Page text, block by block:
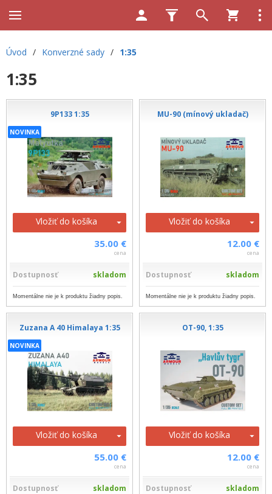
Úvod / Konverzné sady / 1:35
1:35
9P133 1:35
NOVINKA
Vložiť do košíka
35.00 €
cena
Dostupnosť skladom
Momentálne nie je k produktu žiadny popis.
MU-90 (mínový ukladač)
Vložiť do košíka
12.00 €
cena
Dostupnosť skladom
Momentálne nie je k produktu žiadny popis.
Zuzana A 40 Himalaya 1:35
NOVINKA
Vložiť do košíka
55.00 €
cena
Dostupnosť skladom
OT-90, 1:35
Vložiť do košíka
12.00 €
cena
Dostupnosť skladom